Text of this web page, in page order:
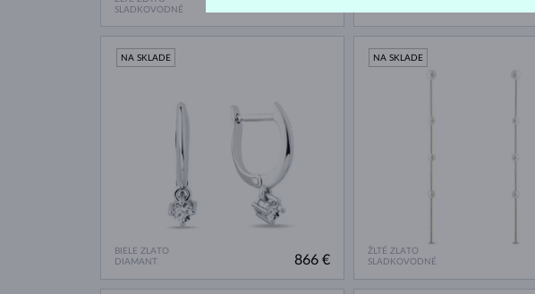
SLADKOVODNÉ
BIELE ZLATO
DIAMANT
NA SKLADE
866 €
ŽLTÉ ZLATO
SLADKOVODNÉ
NA SKLADE